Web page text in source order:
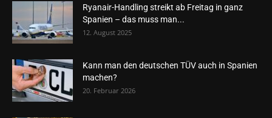
Ryanair-Handling streikt ab Freitag in ganz
Spanien – das muss man...
12. August 2025
Kann man den deutschen TÜV auch in Spanien
machen?
20. Februar 2026